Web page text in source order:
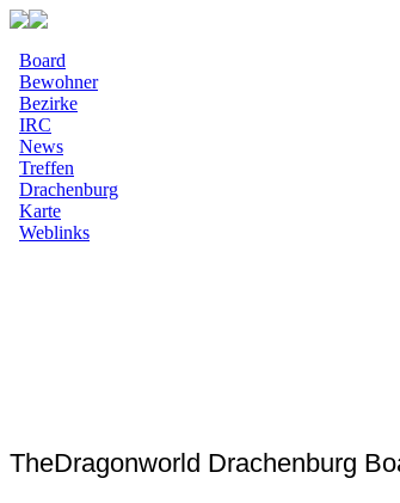
Board
Bewohner
Bezirke
IRC
News
Treffen
Drachenburg
Karte
Weblinks
TheDragonworld Drachenburg